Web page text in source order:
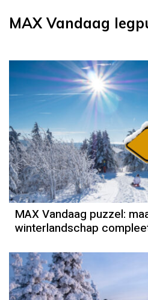
MAX Vandaag
MAX Vandaag puzzel:
winterlandschap